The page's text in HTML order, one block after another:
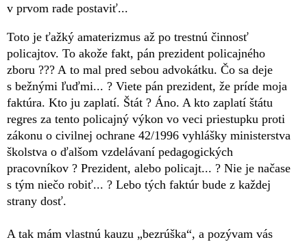
v prvom rade postaviť...
Toto je ťažký amaterizmus až po trestnú činnosť
policajtov. To akože fakt, pán prezident policajného
zboru ??? A to mal pred sebou advokátku. Čo sa deje
s bežnými ľuďmi... ? Viete pán prezident, že príde moja
faktúra. Kto ju zaplatí. Štát ? Áno. A kto zaplatí štátu
regres za tento policajný výkon vo veci priestupku proti
zákonu o civilnej ochrane 42/1996 vyhlášky ministerstva
školstva o ďalšom vzdelávaní pedagogických
pracovníkov ? Prezident, alebo policajt... ? Nie je načase
s tým niečo robiť... ? Lebo tých faktúr bude z každej
strany dosť.
A tak mám vlastnú kauzu „bezrúška“, a pozývam vás